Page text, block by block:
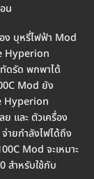
น
ง บุหรี่ไฟฟ้า Mod
Hyperion
ดรัด พกพาได้
Mod ยัง
Hyperion
และ ตัวเครื่อง
ยกำลังไฟได้ถึง
Mod จะเหมาะ
สำหรับใช้กับ